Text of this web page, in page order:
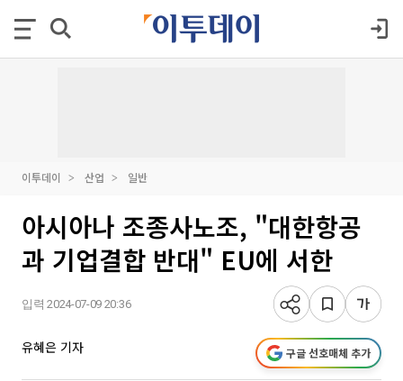
이투데이 산업 일반
아시아나 조종사노조, "대한항공
과 기업결합 반대" EU에 서한
입력 2024-07-09 20:36
유혜은 기자 구글 선호매체 추가